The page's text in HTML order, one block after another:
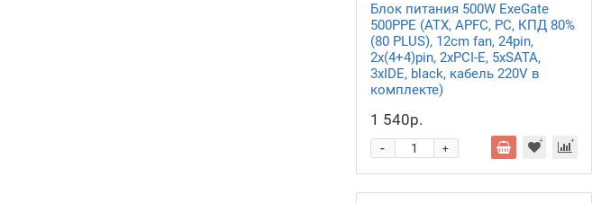
Блок питания 500W ExeGate
500PPE (ATX, APFC, PC, КПД 80%
(80 PLUS), 12cm fan, 24pin,
2x(4+4)pin, 2xPCI-E, 5xSATA,
3xIDE, black, кабель 220V в
комплекте)
1 540р.
+
-